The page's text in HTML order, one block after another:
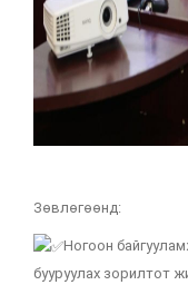
Зөвлөгөөнд:
Ногоон
бууруулах зорилтот